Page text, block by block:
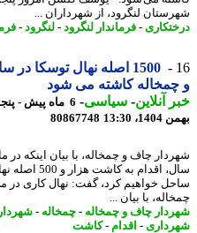
لنگرود، از شهرداران ...
- فرماندار لنگرود- لنگرود-
1500 اصله نهال توسکا در
کاشته می شود
آنلاین-سیاسی-
13:30
80867748
چاف و چمخاله، با بیان اینکه در ماه
سال، اقدام به کاشت هزار و
خواهیم کرد، گفت: نهال کاری در
با بیان ...
چاف و چمخاله-چمخاله-شهردار-
- اقدام-کاشت